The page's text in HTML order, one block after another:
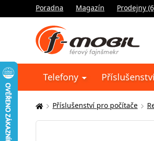
Poradna Magazín Prodejny
Telefony
Zde
se
Příslušenství pro počítače